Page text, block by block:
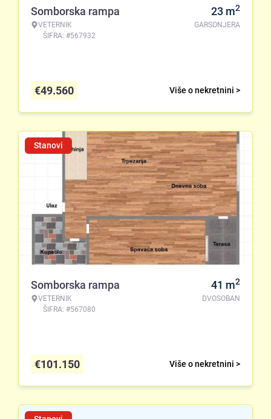
Somborska rampa
VETERNIK
ŠIFRA: #567932
23 m2
GARSONJERA
Više o nekretnini >
€49.560
Stanovi
Somborska rampa
VETERNIK
ŠIFRA: #567080
41 m2
DVOSOBAN
Više o nekretnini >
€101.150